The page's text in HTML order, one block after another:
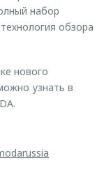
набор
обзора
нового
узнать в